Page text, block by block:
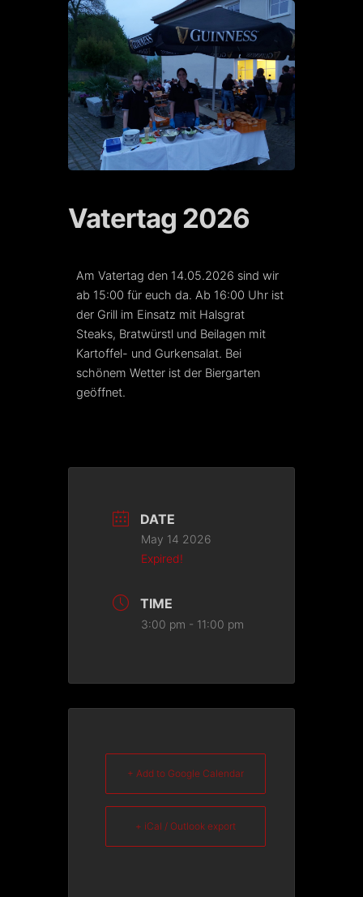
Vatertag 2026
Am Vatertag den 14.05.2026 sind wir
ab 15:00 für euch da. Ab 16:00 Uhr ist
der Grill im Einsatz mit Halsgrat
Steaks, Bratwürstl und Beilagen mit
Kartoffel- und Gurkensalat. Bei
schönem Wetter ist der Biergarten
geöffnet.
DATE
May 14 2026
Expired!
TIME
3:00 pm - 11:00 pm
+ Add to Google Calendar
+ iCal / Outlook export